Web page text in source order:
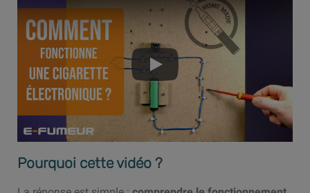
Pourquoi cette vidéo ?